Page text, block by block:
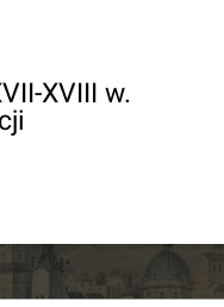
XVIII w.